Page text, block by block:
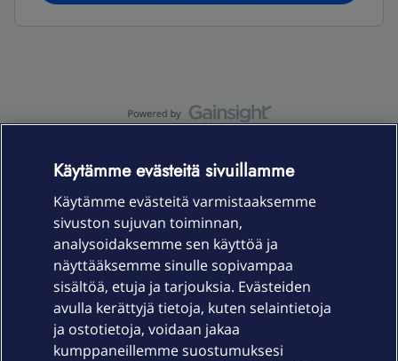
Laitteet & liittymät
Palvelut
Käytämme evästeitä sivuillamme
Käytämme evästeitä varmistaaksemme
sivuston sujuvan toiminnan,
analysoidaksemme sen käyttöä ja
näyttääksemme sinulle sopivampaa
sisältöä, etuja ja tarjouksia. Evästeiden
avulla kerättyjä tietoja, kuten selaintietoja
ja ostotietoja, voidaan jakaa
kumppaneillemme suostumuksesi